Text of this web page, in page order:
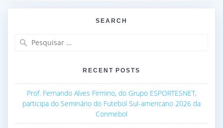
SEARCH
RECENT POSTS
Prof. Fernando Alves Firmino, do Grupo ESPORTESNET,
participa do Seminário do Futebol Sul-americano 2026 da
Conmebol